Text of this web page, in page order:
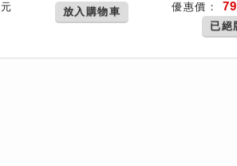
元
放入購物車
優惠價： 79
已絕